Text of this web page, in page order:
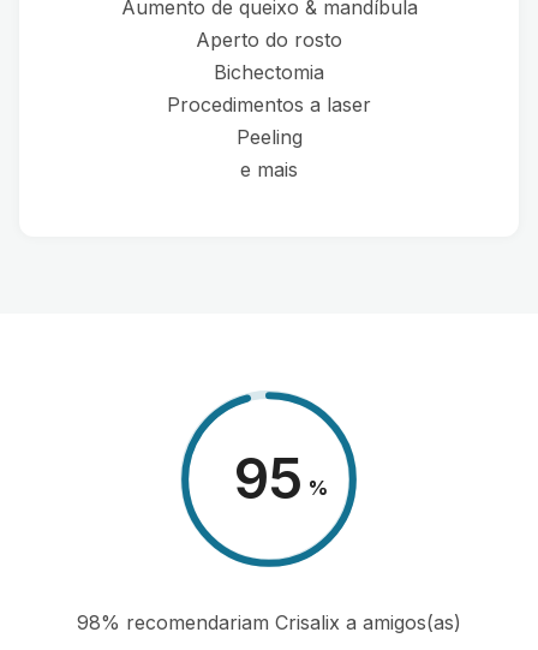
Aumento de queixo & mandíbula
Aperto do rosto
Bichectomia
Procedimentos a laser
Peeling
e mais
98 %
98% recomendariam Crisalix a amigos(as)